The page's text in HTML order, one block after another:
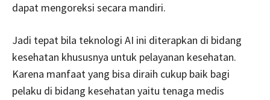
dapat mengoreksi secara mandiri.
Jadi tepat bila teknologi AI ini diterapkan di bidang
kesehatan khususnya untuk pelayanan kesehatan.
Karena manfaat yang bisa diraih cukup baik bagi
pelaku di bidang kesehatan yaitu tenaga medis